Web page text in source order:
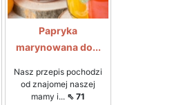
Papryka
marynowana do...
Nasz przepis pochodzi
od znajomej naszej
mamy i... ⇖ 71